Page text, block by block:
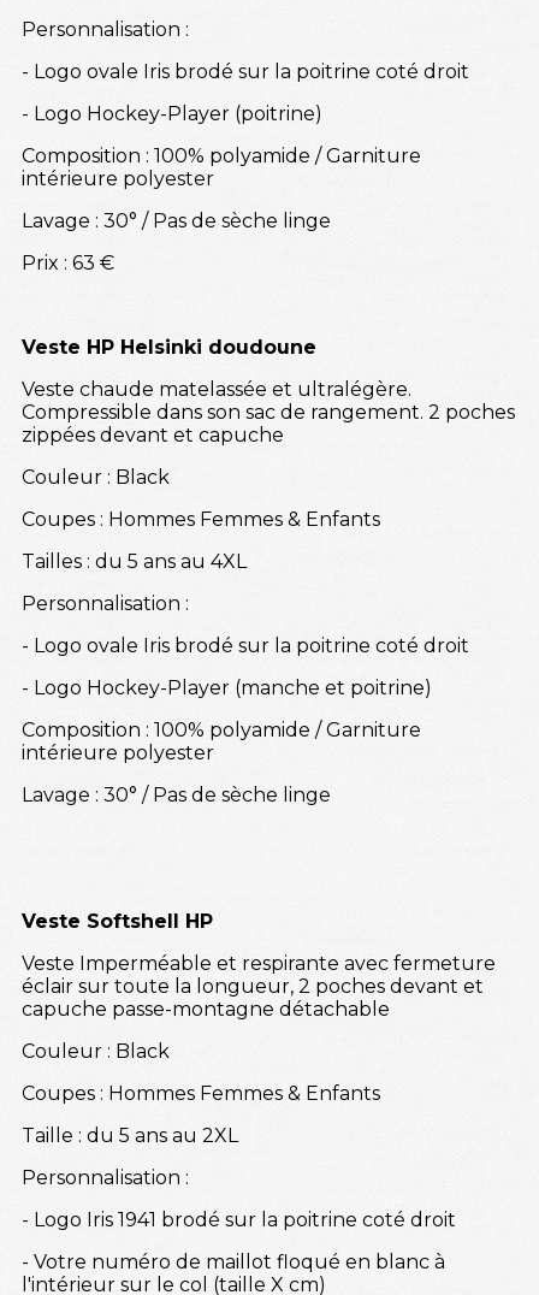
Personnalisation :
- Logo ovale Iris brodé sur la poitrine coté droit
- Logo Hockey-Player (poitrine)
Composition : 100% polyamide / Garniture
intérieure polyester
Lavage : 30° / Pas de sèche linge
Prix : 63 €
Veste HP Helsinki doudoune
Veste chaude matelassée et ultralégère.
Compressible dans son sac de rangement. 2 poches
zippées devant et capuche
Couleur : Black
Coupes : Hommes Femmes & Enfants
Tailles : du 5 ans au 4XL
Personnalisation :
- Logo ovale Iris brodé sur la poitrine coté droit
- Logo Hockey-Player (manche et poitrine)
Composition : 100% polyamide / Garniture
intérieure polyester
Lavage : 30° / Pas de sèche linge
Veste Softshell HP
Veste Imperméable et respirante avec fermeture
éclair sur toute la longueur, 2 poches devant et
capuche passe-montagne détachable
Couleur : Black
Coupes : Hommes Femmes & Enfants
Taille : du 5 ans au 2XL
Personnalisation :
- Logo Iris 1941 brodé sur la poitrine coté droit
- Votre numéro de maillot floqué en blanc à
l'intérieur sur le col (taille X cm)